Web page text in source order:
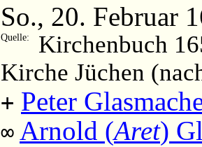
So., 20. Februar
Quelle:
Kirchenbuch
Kirche Jüchen
+ Peter
∞ Arnold (Aret)